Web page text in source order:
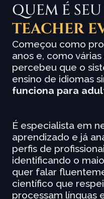
QUEM É
TEACHER
Começou como
anos e, como
percebeu que o
ensino de idiomas
funciona para
É especialista em
aprendizado e já
perfis de
identificando o
quer falar
científico que
processam línguas